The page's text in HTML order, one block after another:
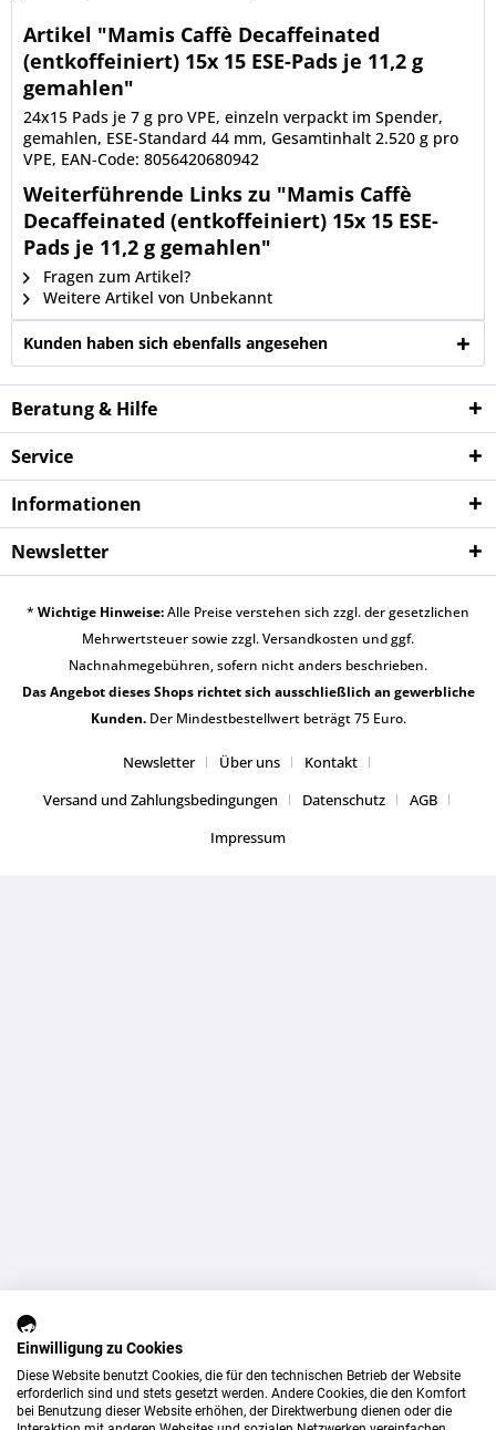
Artikel "Mamis Caffè Decaffeinated
(entkoffeiniert) 15x 15 ESE-Pads je 11,2 g
gemahlen"
24x15 Pads je 7 g pro VPE, einzeln verpackt im Spender,
gemahlen, ESE-Standard 44 mm, Gesamtinhalt 2.520 g pro
VPE, EAN-Code: 8056420680942
Weiterführende Links zu "Mamis Caffè
Decaffeinated (entkoffeiniert) 15x 15 ESE-
Pads je 11,2 g gemahlen"
Fragen zum Artikel?
Weitere Artikel von Unbekannt
Kunden haben sich ebenfalls angesehen
Beratung & Hilfe
Service
Informationen
Newsletter
* Wichtige Hinweise:Alle Preise verstehen sich zzgl. der gesetzlichen
Mehrwertsteuer sowie zzgl.Versandkosten und ggf.
Nachnahmegebühren, sofern nicht anders beschrieben.
Das Angebot dieses Shops richtet sich ausschließlich an gewerbliche
Kunden.Der Mindestbestellwert beträgt 75 Euro.
Newsletter Über uns
Kontakt
Versand und Zahlungsbedingungen
Datenschutz
AGB
Impressum
Einwilligung zu Cookies
Diese Website benutzt Cookies, die für den technischen Betrieb der Website
erforderlich sind und stets gesetzt werden. Andere Cookies, die den Komfort
bei Benutzung dieser Website erhöhen, der Direktwerbung dienen oder die